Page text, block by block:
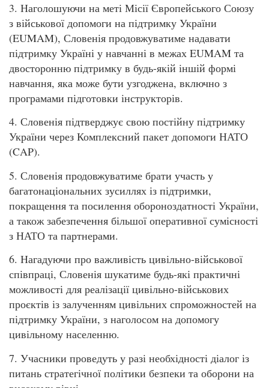
3. Наголошуючи на меті Місії Європейського Союзу
з військової допомоги на підтримку України
(EUMAM), Словенія продовжуватиме надавати
підтримку Україні у навчанні в межах EUMAM та
двосторонню підтримку в будь-якій іншій формі
навчання, яка може бути узгоджена, включно з
програмами підготовки інструкторів.
4. Словенія підтверджує свою постійну підтримку
України через Комплексний пакет допомоги НАТО
(CAP).
5. Словенія продовжуватиме брати участь у
багатонаціональних зусиллях із підтримки,
покращення та посилення обороноздатності України,
а також забезпечення більшої оперативної сумісності
з НАТО та партнерами.
6. Нагадуючи про важливість цивільно-військової
співпраці, Словенія шукатиме будь-які практичні
можливості для реалізації цивільно-військових
проєктів із залученням цивільних спроможностей на
підтримку України, з наголосом на допомогу
цивільному населенню.
7. Учасники проведуть у разі необхідності діалог із
питань стратегічної політики безпеки та оборони на